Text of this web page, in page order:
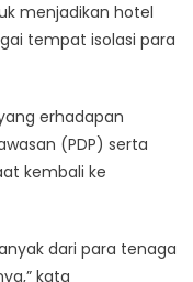
menjadikan hotel
tempat isolasi para
erhadapan
(PDP) serta
kembali ke
dari para tenaga
kata